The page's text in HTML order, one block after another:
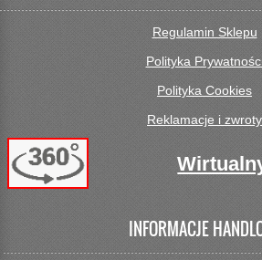
Regulamin Sklepu
Polityka
Polityka Cookies
Reklamacje i zwroty
INFORMACJE